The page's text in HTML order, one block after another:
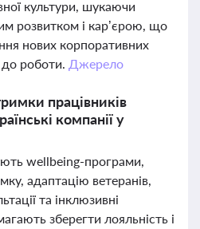
культури, шукаючи
розвитком і кар’єрою, що
нових корпоративних
до роботи. Джерело
працівників
компанії у
wellbeing-програми,
адаптацію ветеранів,
та інклюзивні
зберегти лояльність і